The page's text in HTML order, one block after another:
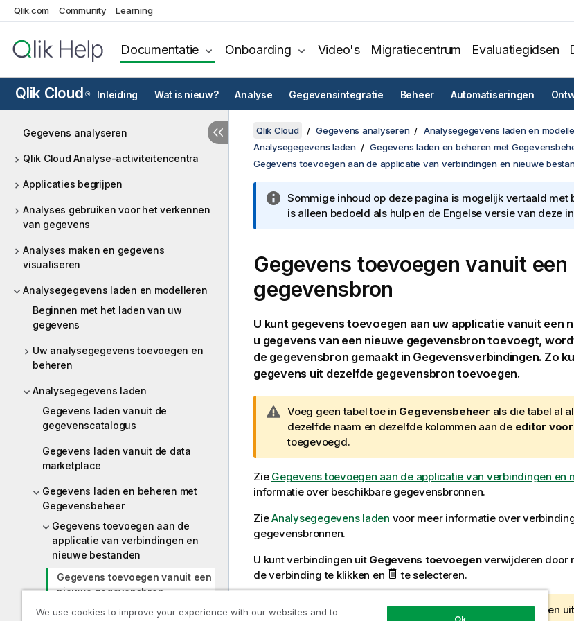
Qlik.com Community Learning
Documentatie Onboarding Video's Migratiecentrum Evaluatiegidsen
Qlik Cloud ® Inleiding Wat is nieuw? Analyse Gegevensintegratie Beheer Automatiseringen
Gegevens analyseren
Qlik Cloud Analyse-activiteitencentra
Applicaties begrijpen
Analyses gebruiken voor het verkennen
van gegevens
Analyses maken en gegevens
visualiseren
Analysegegevens laden en modelleren
Beginnen met het laden van uw
gegevens
Uw analysegegevens toevoegen en
beheren
Analysegegevens laden
Gegevens laden vanuit de
gegevenscatalogus
Gegevens laden vanuit de data
marketplace
Gegevens laden en beheren met
Gegevensbeheer
Gegevens toevoegen aan de
applicatie van verbindingen en
nieuwe bestanden
Gegevens toevoegen vanuit een
nieuwe gegevensbron
Qlik Cloud Gegevens analyseren
Analysegegevens laden en
Analysegegevens laden
Gegevens laden en beheren met
Gegevens toevoegen aan de applicatie van verbindingen en nieuwe
Sommige inhoud op deze pagina is mogelijk vertaald met
is alleen bedoeld als hulp en de Engelse versie van deze
Gegevens toevoegen vanuit een
gegevensbron
U kunt gegevens toevoegen aan uw applicatievanuit een
u gegevens van een nieuwe gegevensbron toevoegt,
de gegevensbron gemaakt in Gegevensverbindingen. Zo
gegevens uit dezelfde gegevensbron toevoegen.
W
a
a
r
s
c
u
w
n
g
Voeg geen tabel toe in Gegevensbeheer als die tabel al
dezelfde naam en dezelfde kolommen aan de editor
toegevoegd.
Zie Gegevens toevoegen aan de applicatie van verbindingen en
informatie over beschikbare gegevensbronnen.
ZieAnalysegegevens laden voor meer informatie over
gegevensbronnen.
U kunt verbindingen uit Gegevens toevoegenverwijderen door
de verbinding te klikken en
te selecteren.
W
Als u een verbinding verwijdert, moet u ook alle tabellen uit
We use cookies to improve your experience with our websites and to